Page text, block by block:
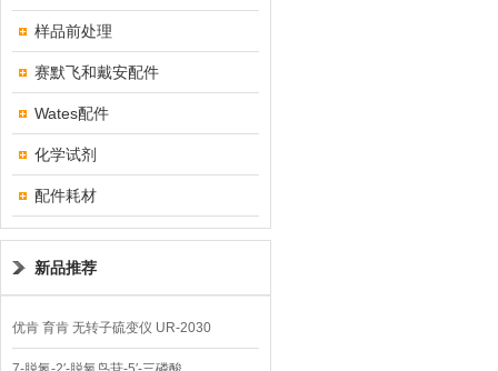
样品前处理
赛默飞和戴安配件
Wates配件
化学试剂
配件耗材
新品推荐
优肯 育肯 无转子硫变仪 UR-2030